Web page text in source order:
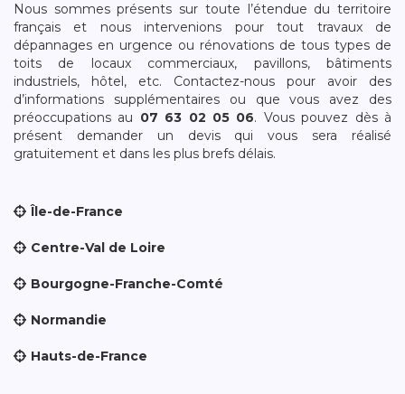
Nous sommes présents sur toute l’étendue du territoire
français et nous intervenions pour tout travaux de
dépannages en urgence ou rénovations de tous types de
toits de locaux commerciaux, pavillons, bâtiments
industriels, hôtel, etc. Contactez-nous pour avoir des
d’informations supplémentaires ou que vous avez des
préoccupations au 07 63 02 05 06. Vous pouvez dès à
présent demander un devis qui vous sera réalisé
gratuitement et dans les plus brefs délais.
Île-de-France
Centre-Val de Loire
Bourgogne-Franche-Comté
Normandie
Hauts-de-France